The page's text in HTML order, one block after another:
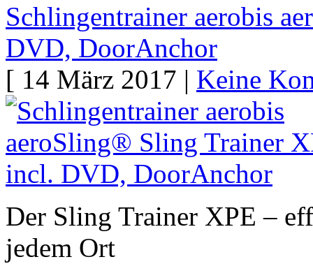
Schlingentrainer aerobis
DVD, DoorAnchor
[ 14 März 2017 | Keine
Der Sling Trainer XPE –
jedem Ort